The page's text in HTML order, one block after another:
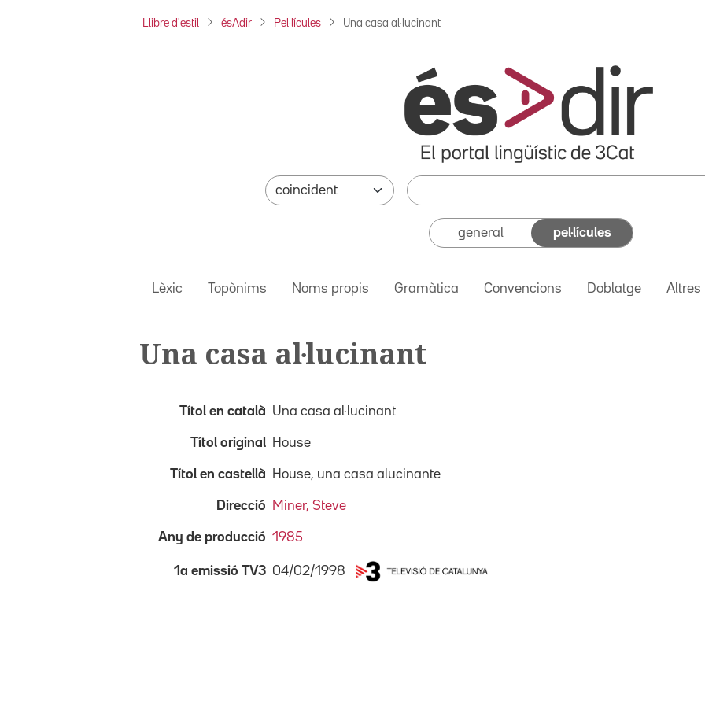
Llibre d'estil ésAdir Pel·lícules Una casa al·lucinant
general pel·lícules
Lèxic Topònims Noms propis Gramàtica Convencions Doblatge Altres
Una casa al·lucinant
Títol en català Una casa al·lucinant
Títol original House
Títol en castellà House, una casa alucinante
Direcció Miner, Steve
Any de producció 1985
1a emissió TV3 04/02/1998